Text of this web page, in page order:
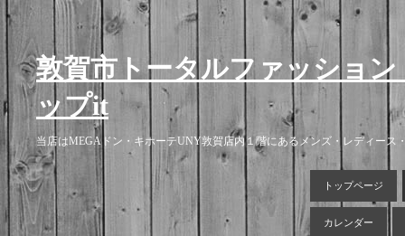
敦賀市トータルファッショ
ップit
当店はMEGAドン・キホーテUNY敦賀店内１階にあるメンズ・レディー
トップページ
カレンダー